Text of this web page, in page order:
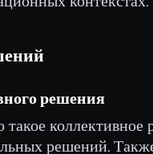
решения
решений.